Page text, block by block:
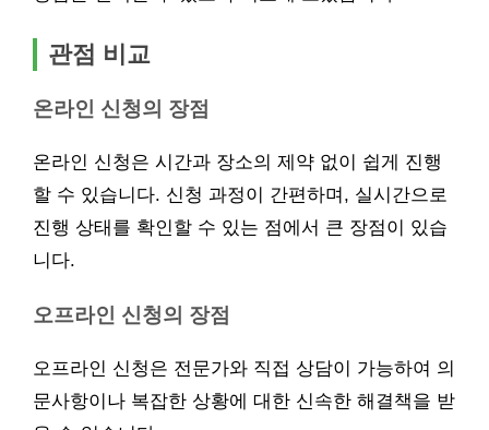
관점 비교
온라인 신청의 장점
온라인 신청은 시간과 장소의 제약 없이 쉽게 진행
할 수 있습니다. 신청 과정이 간편하며, 실시간으로
진행 상태를 확인할 수 있는 점에서 큰 장점이 있습
니다.
오프라인 신청의 장점
오프라인 신청은 전문가와 직접 상담이 가능하여 의
문사항이나 복잡한 상황에 대한 신속한 해결책을 받